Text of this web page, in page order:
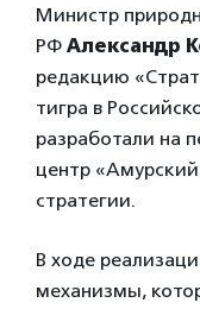
Министр
РФ Александр
редакцию
тигра в
разработали на
центр
стратегии.
В ходе
механизмы,